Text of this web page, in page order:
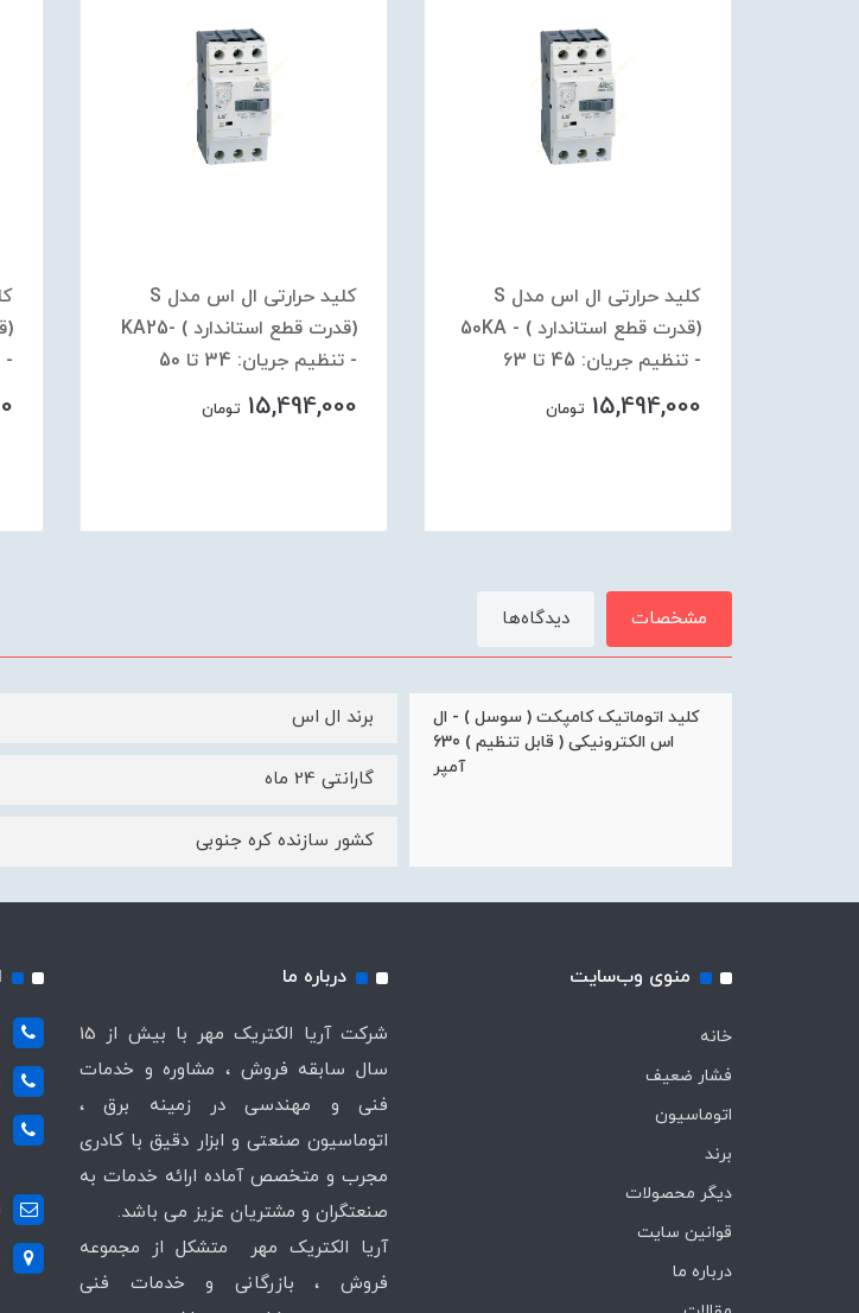
کلید حرارتی ال اس مدل S
(قدرت قطع استاندارد ) - 50KA
- تنظیم جریان: 45 تا 63
15,494,000 تومان
کلید حرارتی ال اس مدل S
(قدرت قطع استاندارد ) -KA25
- تنظیم جریان: 34 تا 50
15,494,000 تومان
-
مشخصات دیدگاه‌ها
کلید اتوماتیک کامپکت ( سوسل ) - ال
اس الکترونیکی ( قابل تنظیم ) 630
آمپر
برند ال اس
گارانتی 24 ماه
کشور سازنده کره جنوبی
منوی وب‌سایت
خانه
فشار ضعیف
اتوماسیون
برند
دیگر محصولات
قوانین سایت
درباره ما
درباره ما
شرکت آریا الکتریک مهر با بیش از 15
سال سابقه فروش ، مشاوره و خدمات
فنی و مهندسی در زمینه برق ،
اتوماسیون صنعتی و ابزار دقیق با کادری
مجرب و متخصص آماده ارائه خدمات به
صنعتگران و مشتریان عزیز می باشد.
آریا الکتریک مهر متشکل از مجموعه
فروش ، بازرگانی و خدمات فنی